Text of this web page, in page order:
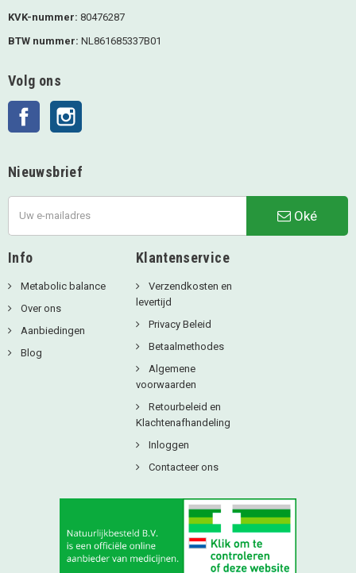
KVK-nummer: 80476287
BTW nummer: NL861685337B01
Volg ons
Facebook
Nieuwsbrief
Oké
Info
Metabolic balance
Over ons
Aanbiedingen
Blog
Klantenservice
Verzendkosten en
levertijd
Privacy Beleid
Betaalmethodes
Algemene
voorwaarden
Retourbeleid en
Klachtenafhandeling
Inloggen
Contacteer ons